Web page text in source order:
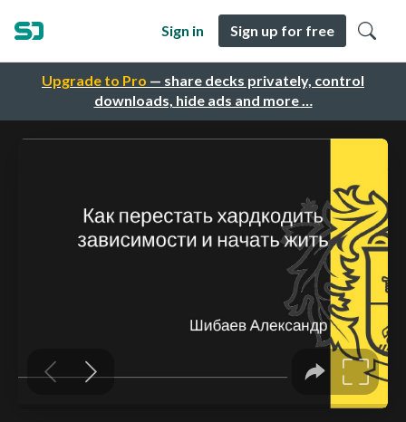
Upgrade to Pro — share decks privately, control
downloads, hide ads and more …
Sign in Sign up for free